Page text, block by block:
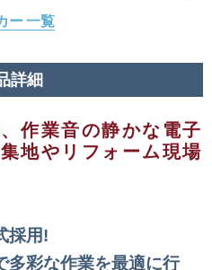
ー 一覧
詳細
作業音の静かな電子
地やリフォーム現場
採用!
多彩な作業を最適に行